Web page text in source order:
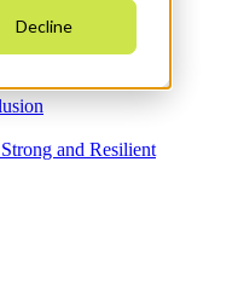
Decline
and Resilient